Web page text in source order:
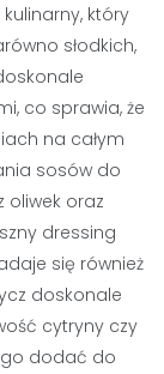
który
słodkich,
co sprawia, że
na całym
sosów do
oliwek oraz
dressing
się również
doskonale
cytryny czy
dodać do